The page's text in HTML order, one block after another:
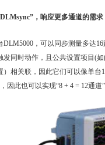
，响应更多通道的需求
DLM5000，可以同步测量多达
发同时动作，且公共设置项目(
）相关联，因此它们可以像单台
因此也可以实现“8 + 4 = 12通道”